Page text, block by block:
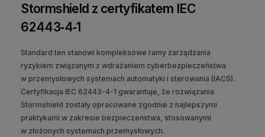
Stormshield z certyfikatem IEC
62443‑4‑1
Standard ten stanowi kompleksowe ramy zarządzania
ryzykiem związanym z wdrażaniem cyberbezpieczeństwa
w przemysłowych systemach automatyki i sterowania (IACS).
Certyfikacja IEC 62443-4-1 gwarantuje, że rozwiązania
Stormshield zostały opracowane zgodnie z najlepszymi
praktykami w zakresie bezpieczeństwa, stosowanymi
w złożonych systemach przemysłowych.